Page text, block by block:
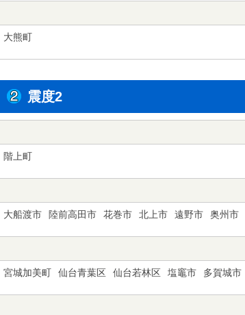
大熊町
震度2
階上町
大船渡市 陸前高田市 花巻市 北上市 遠野市 奥州市
宮城加美町 仙台青葉区 仙台若林区 塩竈市 多賀城市